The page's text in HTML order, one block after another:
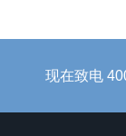
现在致电